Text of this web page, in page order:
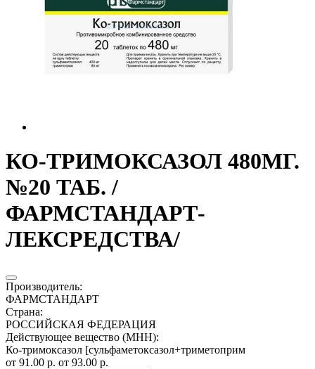
КО-ТРИМОКСАЗОЛ 480МГ.
№20 ТАБ. /
ФАРМСТАНДАРТ-
ЛЕКСРЕДСТВА/
Производитель:
ФАРМСТАНДАРТ
Страна:
РОССИЙСКАЯ ФЕДЕРАЦИЯ
Действующее вещество (МНН):
Ко-тримоксазол [сульфаметоксазол+триметоприм
от 91.00 р. от 93.00 р.